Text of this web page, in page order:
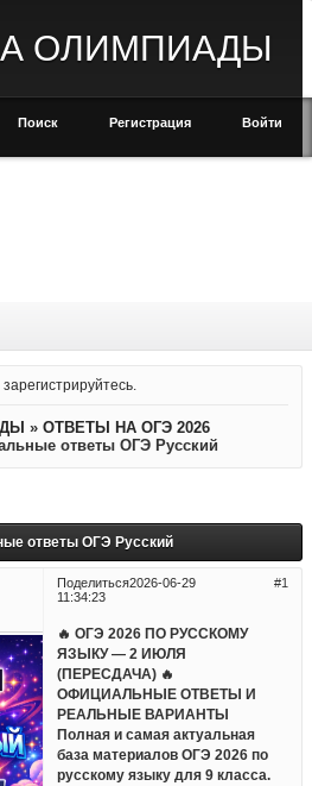
ОЛИМПИАДЫ
Поиск Регистрация Войти
зарегистрируйтесь
» ОТВЕТЫ НА ОГЭ 2026
ответы ОГЭ Русский
ответы ОГЭ Русский
Поделиться 1
2026-06-29
11:34:23
🔥 ОГЭ 2026 ПО РУССКОМУ
ЯЗЫКУ — 2 ИЮЛЯ
(ПЕРЕСДАЧА) 🔥
ОФИЦИАЛЬНЫЕ ОТВЕТЫ И
РЕАЛЬНЫЕ ВАРИАНТЫ
Полная и самая актуальная
база материалов ОГЭ 2026 по
русскому языку для 9 класса.